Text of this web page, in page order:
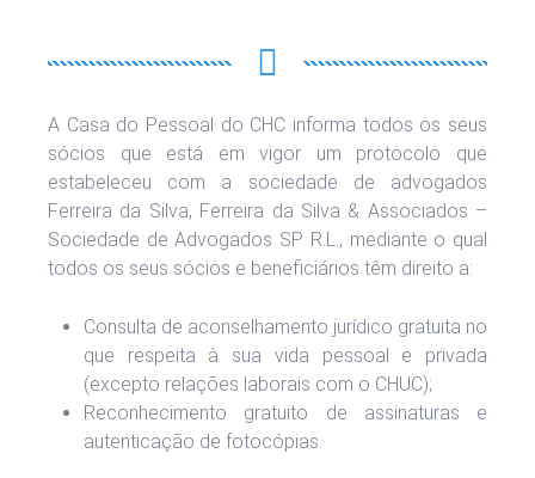
A Casa do Pessoal do CHC informa todos os seus
sócios que está em vigor um protocolo que
estabeleceu com a sociedade de advogados
Ferreira da Silva, Ferreira da Silva & Associados –
Sociedade de Advogados SP R.L., mediante o qual
todos os seus sócios e beneficiários têm direito a:
Consulta de aconselhamento jurídico gratuita no
que respeita à sua vida pessoal e privada
(excepto relações laborais com o CHUC);
Reconhecimento gratuito de assinaturas e
autenticação de fotocópias.